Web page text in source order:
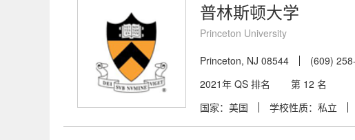
普林斯顿大学
Princeton University
Princeton, NJ 08544
(609)
2021年 QS 排名
第 12 名
国家：美国
学校性质：私立